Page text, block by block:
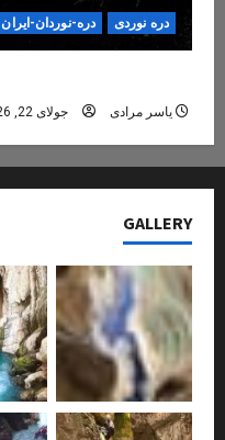
دره نوردی دره-نوردان-ایران
یاسر مرادی جولای 22, 2026
GALLERY